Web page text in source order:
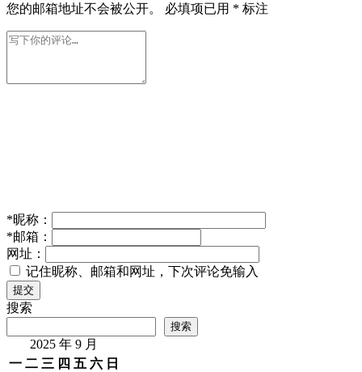
您的邮箱地址不会被公开。 必填项已用 * 标注
*昵称：
*邮箱：
网址：
记住昵称、邮箱和网址，下次评论免输入
提交
搜索
搜索
2025 年 9 月
一 二 三 四 五 六 日